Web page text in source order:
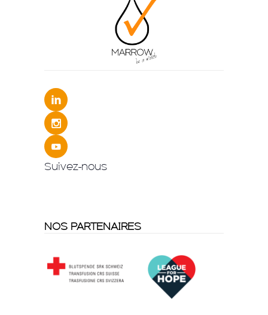
Suivez-nous
NOS PARTENAIRES